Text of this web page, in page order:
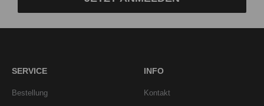
SERVICE
Bestellung
INFO
Kontakt